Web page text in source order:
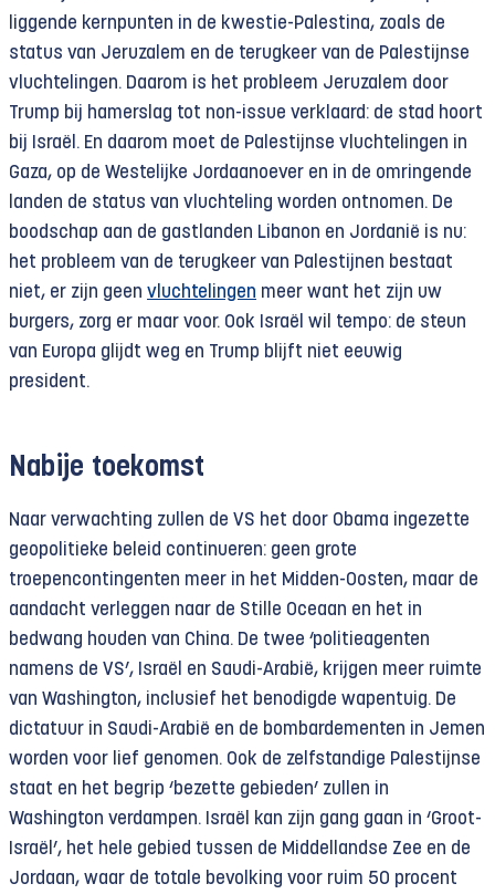
liggende kernpunten in de kwestie-Palestina, zoals de
status van Jeruzalem en de terugkeer van de Palestijnse
vluchtelingen. Daarom is het probleem Jeruzalem door
Trump bij hamerslag tot non-issue verklaard: de stad hoort
bij Israël. En daarom moet de Palestijnse vluchtelingen in
Gaza, op de Westelijke Jordaanoever en in de omringende
landen de status van vluchteling worden ontnomen. De
boodschap aan de gastlanden Libanon en Jordanië is nu:
het probleem van de terugkeer van Palestijnen bestaat
niet, er zijn geen vluchtelingen meer want het zijn uw
burgers, zorg er maar voor. Ook Israël wil tempo: de steun
van Europa glijdt weg en Trump blijft niet eeuwig
president.
Nabije toekomst
Naar verwachting zullen de VS het door Obama ingezette
geopolitieke beleid continueren: geen grote
troepencontingenten meer in het Midden-Oosten, maar de
aandacht verleggen naar de Stille Oceaan en het in
bedwang houden van China. De twee ‘politieagenten
namens de VS’, Israël en Saudi-Arabië, krijgen meer ruimte
van Washington, inclusief het benodigde wapentuig. De
dictatuur in Saudi-Arabië en de bombardementen in Jemen
worden voor lief genomen. Ook de zelfstandige Palestijnse
staat en het begrip ‘bezette gebieden’ zullen in
Washington verdampen. Israël kan zijn gang gaan in ‘Groot-
Israël’, het hele gebied tussen de Middellandse Zee en de
Jordaan, waar de totale bevolking voor ruim 50 procent